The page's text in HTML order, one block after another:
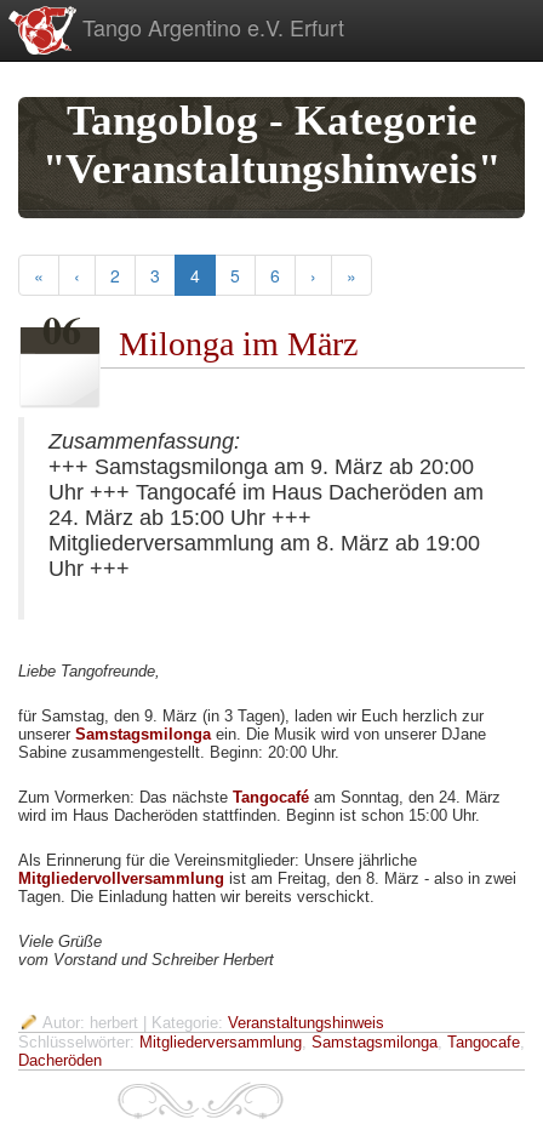
zum
Inhalt
Tango Argentino e.V. Erfurt
Tangoblog - Kategorie
"Veranstaltungshinweis"
« ‹ 2 3 4(current)
5 6 › »
06 Milonga im März
Zusammenfassung:
+++ Samstagsmilonga am 9. März ab 20:00
Uhr +++ Tangocafé im Haus Dacheröden am
24. März ab 15:00 Uhr +++
Mitgliederversammlung am 8. März ab 19:00
Uhr +++
Liebe Tangofreunde,
für Samstag, den 9. März (in 3 Tagen), laden wir Euch herzlich zur
unserer Samstagsmilongaein. Die Musik wird von unserer DJane
Sabine zusammengestellt. Beginn: 20:00 Uhr.
Zum Vormerken: Das nächste Tangocafé am Sonntag, den 24. März
wird im Haus Dacheröden stattfinden. Beginn ist schon 15:00 Uhr.
Als Erinnerung für die Vereinsmitglieder: Unsere jährliche
Mitgliedervollversammlung ist am Freitag, den 8. März - also in zwei
Tagen. Die Einladung hatten wir bereits verschickt.
Viele Grüße
vom Vorstand und Schreiber Herbert
Autor: herbert | Kategorie: Veranstaltungshinweis
Schlüsselwörter: Mitgliederversammlung, Samstagsmilonga, Tangocafe,
Dacheröden